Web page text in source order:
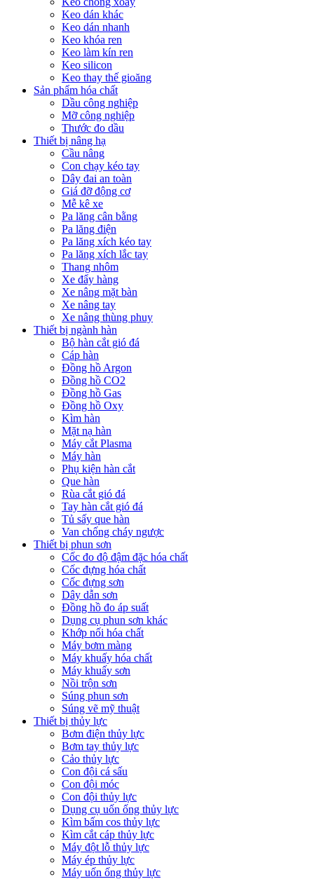
Keo dán khác
Keo dán nhanh
Keo khóa ren
Keo làm kín ren
Keo silicon
Keo thay thế gioăng
Sản phẩm hóa chất
Dầu công nghiệp
Mỡ công nghiệp
Thước đo dầu
Thiết bị nâng hạ
Cầu nâng
Con chạy kéo tay
Dây đai an toàn
Giá đỡ động cơ
Mễ kê xe
Pa lăng cân bằng
Pa lăng điện
Pa lăng xích kéo tay
Pa lăng xích lắc tay
Thang nhôm
Xe đẩy hàng
Xe nâng mặt bàn
Xe nâng tay
Xe nâng thùng phuy
Thiết bị ngành hàn
Bộ hàn cắt gió đá
Cáp hàn
Đồng hồ Argon
Đồng hồ CO2
Đồng hồ Gas
Đồng hồ Oxy
Kìm hàn
Mặt nạ hàn
Máy cắt Plasma
Máy hàn
Phụ kiện hàn cắt
Que hàn
Rùa cắt gió đá
Tay hàn cắt gió đá
Tủ sấy que hàn
Van chống cháy ngược
Thiết bị phun sơn
Cốc đo độ đậm đặc hóa chất
Cốc đựng hóa chất
Cốc đựng sơn
Dây dẫn sơn
Đồng hồ đo áp suất
Dụng cụ phun sơn khác
Khớp nối hóa chất
Máy bơm màng
Máy khuấy hóa chất
Máy khuấy sơn
Nồi trộn sơn
Súng phun sơn
Súng vẽ mỹ thuật
Thiết bị thủy lực
Bơm điện thủy lực
Bơm tay thủy lực
Cảo thủy lực
Con đội cá sấu
Con đội móc
Con đội thủy lực
Dụng cụ uốn ống thủy lực
Kìm bấm cos thủy lực
Kìm cắt cáp thủy lực
Máy đột lỗ thủy lực
Máy ép thủy lực
Máy uốn ống thủy lực